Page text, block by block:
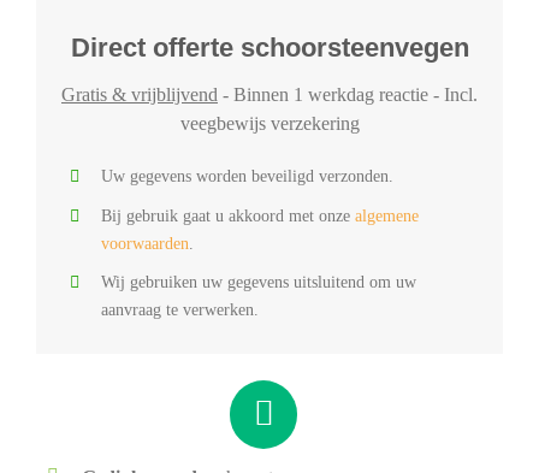
Direct offerte schoorsteenvegen
Gratis & vrijblijvend - Binnen 1 werkdag reactie - Incl.
veegbewijs verzekering
Uw gegevens worden beveiligd verzonden.
Bij gebruik gaat u akkoord met onze algemene
voorwaarden
Wij gebruiken uw gegevens uitsluitend om uw
aanvraag te verwerken.